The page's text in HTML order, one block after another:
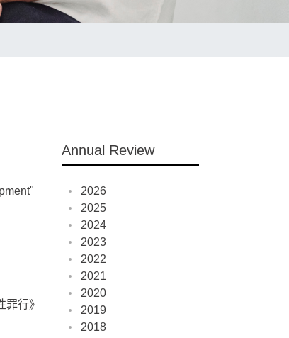
行》
Annual Review
2026
2025
2024
2023
2022
2021
2020
2019
2018